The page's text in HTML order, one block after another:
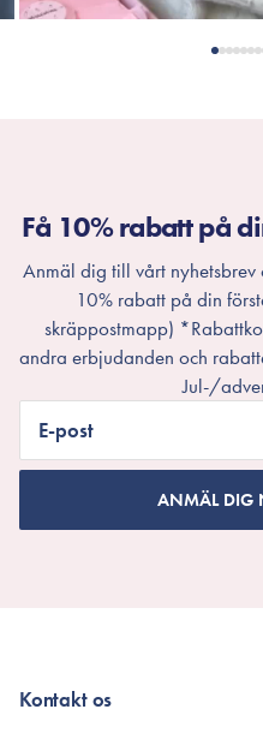
Få 10% rabatt på
Anmäl dig till vårt
10% rabatt på din
skräppostmapp)
andra erbjudanden och
Jul-/
E-post
ANMÄL DIG
Kontakt os